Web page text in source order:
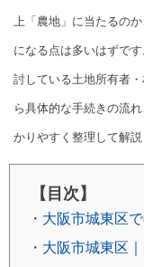
上「農地」に当たるの
になる点は多いはずで
討している土地所有者
ら具体的な手続きの流
かりやすく整理して解説
【目次】
・大阪市城東区
・大阪市城東区